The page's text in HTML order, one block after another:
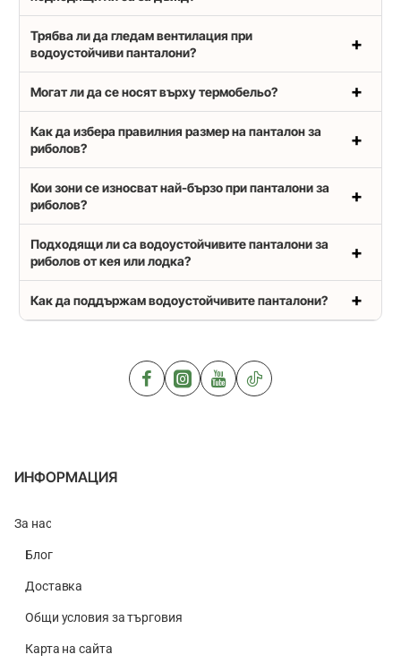
Трябва ли да гледам вентилация при
водоустойчиви панталони?
Могат ли да се носят върху термобельо?
Как да избера правилния размер на панталон за
риболов?
Кои зони се износват най-бързо при панталони за
риболов?
Подходящи ли са водоустойчивите панталони за
риболов от кея или лодка?
Как да поддържам водоустойчивите панталони?
ИНФОРМАЦИЯ
За нас
Блог
Доставка
Общи условия за търговия
Карта на сайта